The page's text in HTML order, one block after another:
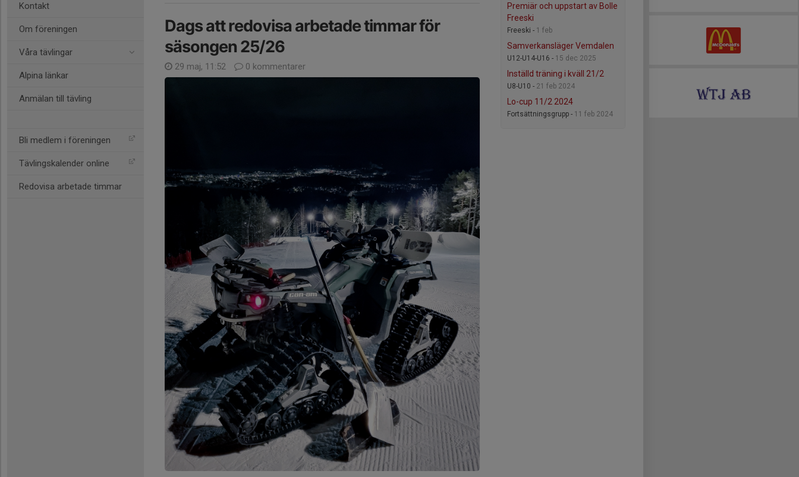
Kontakt
Om föreningen
Våra tävlingar
Alpina länkar
Anmälan till tävling
Bli medlem i föreningen
Tävlingskalender online
Redovisa arbetade timmar
Premiär och uppstart av Bolle
Freeski
Freeski - 1 feb
Samverkansläger Vemdalen
U12-U14-U16 - 15 dec 2025
Inställd träning i kväll 21/2
U8-U10 - 21 feb 2024
Lo-cup 11/2 2024
Fortsättningsgrupp - 11 feb 2024
Dags att redovisa arbetade timmar för
säsongen 25/26
29 maj, 11:52 0 kommentarer